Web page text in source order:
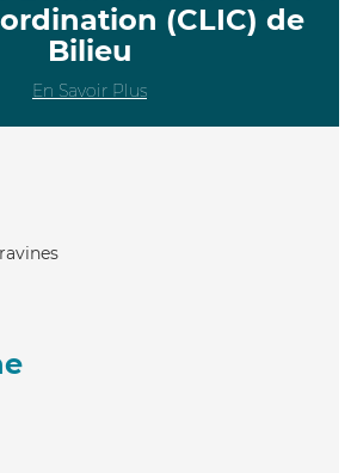
(CLIC) de
Bilieu
En Savoir Plus